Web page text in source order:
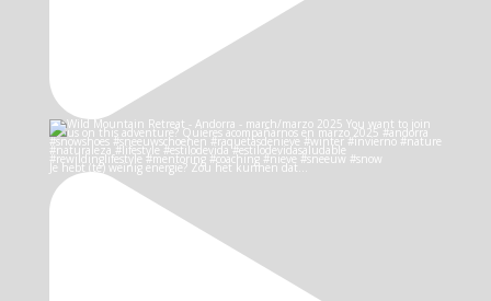
Je hebt (te) weinig energie? Zou het kunnen dat…